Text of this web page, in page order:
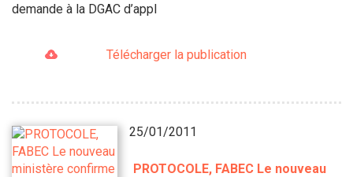
demande à la DGAC d’appl
Télécharger la publication
25/01/2011
PROTOCOLE, FABEC Le nouveau